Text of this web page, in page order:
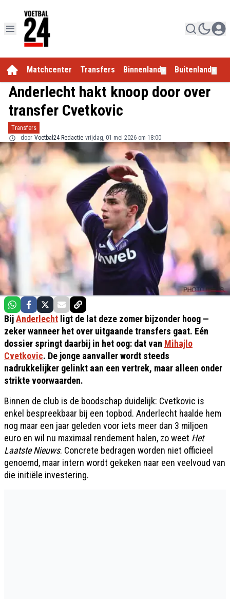
Matchcenter Transfers Binnenland Buitenland
Anderlecht hakt knoop door over
transfer Cvetkovic
Transfers
door Voetbal24 Redactie vrijdag, 01 mei 2026 om 18:00
BijAnderlecht ligt de lat deze zomer bijzonder hoog —
zeker wanneer het over uitgaande transfers gaat. Eén
dossier springt daarbij in het oog: dat van Mihajlo
Cvetkovic. De jonge aanvaller wordt steeds
nadrukkelijker gelinkt aan een vertrek, maar alleen onder
strikte voorwaarden.
Binnen de club is de boodschap duidelijk: Cvetkovic is
enkel bespreekbaar bij een topbod. Anderlecht haalde hem
nog maar een jaar geleden voor iets meer dan 3 miljoen
euro en wil nu maximaal rendement halen, zo weet Het
Laatste Nieuws. Concrete bedragen worden niet officieel
genoemd, maar intern wordt gekeken naar een veelvoud van
die initiële investering.